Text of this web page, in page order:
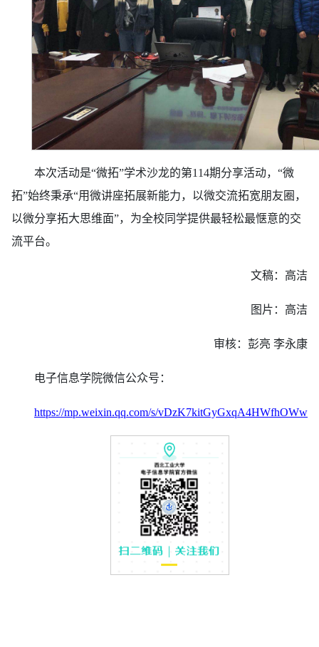
本次活动是“微拓”学术沙龙的第114期分享活动， “微
拓”始终秉承“用微讲座拓展新能力，以微交流拓宽朋友圈，
以微分享拓大思维面”，为全校同学提供最轻松最惬意的交
流平台。
文稿：高洁
图片：高洁
审核：彭亮 李永康
电子信息学院微信公众号：
https://mp.weixin.qq.com/s/vDzK7kitGyGxqA4HWfhOWw